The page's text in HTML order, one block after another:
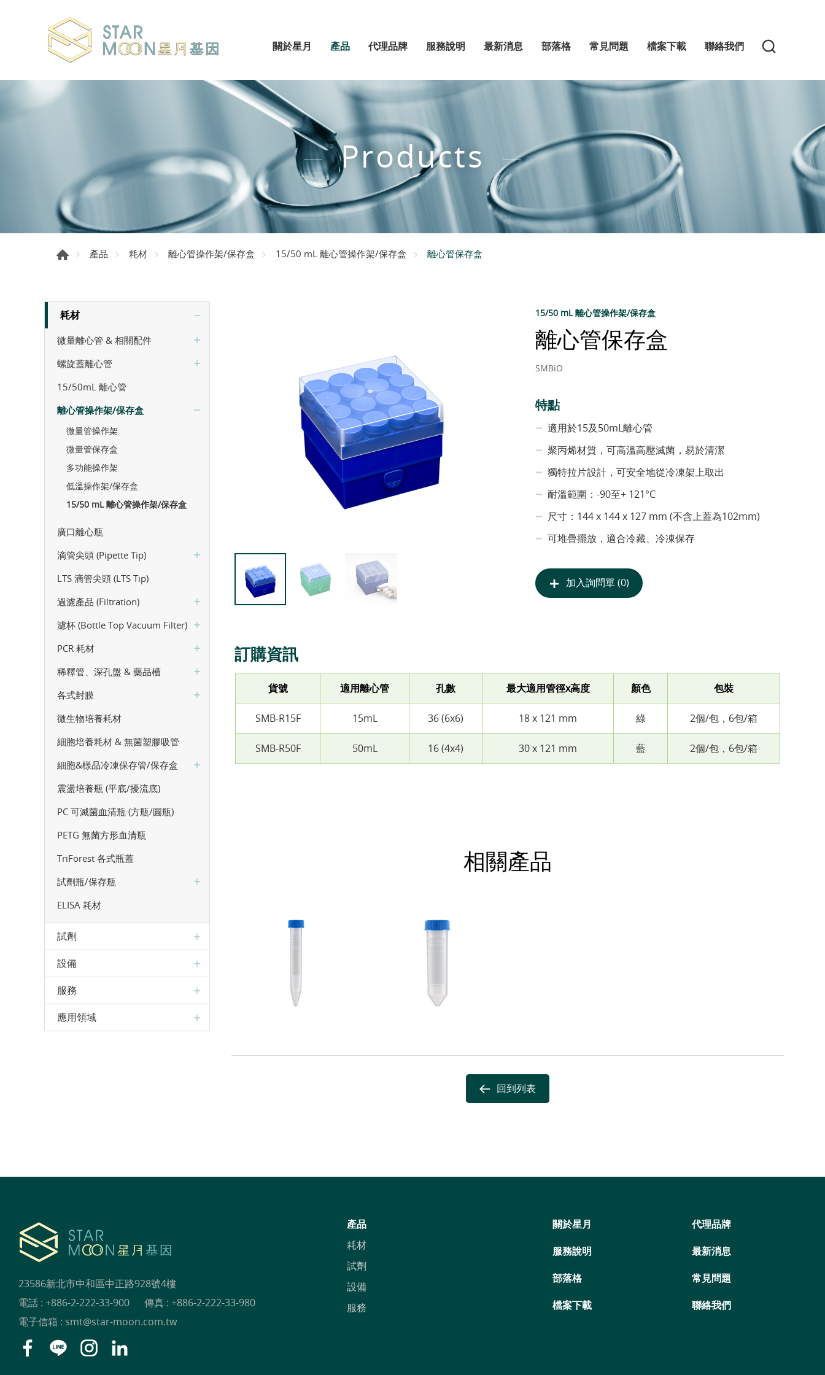
關於星月 產品 代理品牌 服務說明 最新消息 部落格 常見問題 檔案下載 聯絡我們
Products
產品 耗材 離心管操作架/保存盒 15/50 mL 離心管操作架/保存盒 離心管保存盒
耗材
微量離心管 & 相關配件
螺旋蓋離心管
15/50mL 離心管
離心管操作架/保存盒
微量管操作架
微量管保存盒
多功能操作架
低溫操作架/保存盒
15/50 mL 離心管操作架/保存盒
廣口離心瓶
滴管尖頭 (Pipette Tip)
LTS 滴管尖頭 (LTS Tip)
過濾產品 (Filtration)
濾杯 (Bottle Top Vacuum Filter)
PCR 耗材
稀釋管、深孔盤 & 藥品槽
各式封膜
微生物培養耗材
細胞培養耗材 & 無菌塑膠吸管
細胞&樣品冷凍保存管/保存盒
震盪培養瓶 (平底/擾流底)
PC 可滅菌血清瓶 (方瓶/圓瓶)
PETG 無菌方形血清瓶
TriForest 各式瓶蓋
試劑瓶/保存瓶
ELISA 耗材
試劑
設備
服務
應用領域
15/50 mL 離心管操作架/保存盒
離心管保存盒
SMBiO
特點
適用於15及50mL離心管
聚丙烯材質，可高溫高壓滅菌，易於清潔
獨特拉片設計，可安全地從冷凍架上取出
耐溫範圍：-90至+ 121°C
尺寸：144 x 144 x 127 mm (不含上蓋為102mm)
可堆疊擺放，適合冷藏、冷凍保存
加入詢問單 (0)
訂購資訊
貨號 適用離心管 孔數 最大適用管徑x高度 顏色 包裝
SMB-R15F 15mL 36 (6x6) 18 x 121 mm 綠 2個/包，6包/箱
SMB-R50F 50mL 16 (4x4) 30 x 121 mm 藍 2個/包，6包/箱
相關產品
回到列表
產品
耗材
試劑
設備
服務
關於星月
代理品牌
服務說明
最新消息
部落格
常見問題
檔案下載
聯絡我們
23586新北市中和區中正路928號4樓
電話 : +886-2-222-33-900
傳真 : +886-2-222-33-980
電子信箱 : smt@star-moon.com.tw